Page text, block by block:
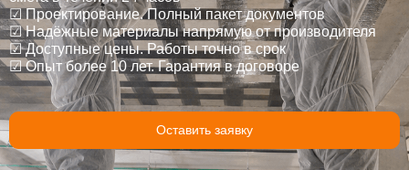
☑ Проектирование. Полный пакет документов
☑ Надёжные материалы напрямую от производителя
☑ Доступные цены. Работы точно в срок
☑ Опыт более 10 лет. Гарантия в договоре
Оставить заявку